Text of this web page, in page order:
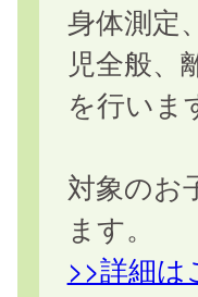
身体測定
児全般、
を行いま
対象のお
ます。
>>詳細は